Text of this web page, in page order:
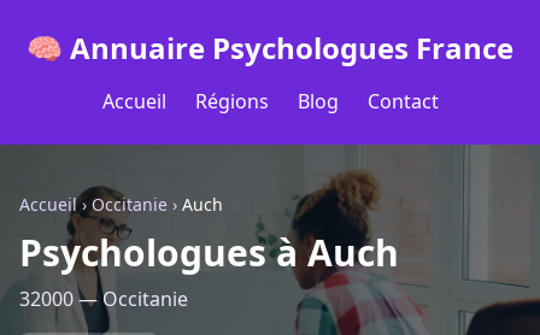
🧠 Annuaire Psychologues France
Accueil Régions Blog Contact
Accueil› Occitanie › Auch
Psychologues à Auch
32000 — Occitanie